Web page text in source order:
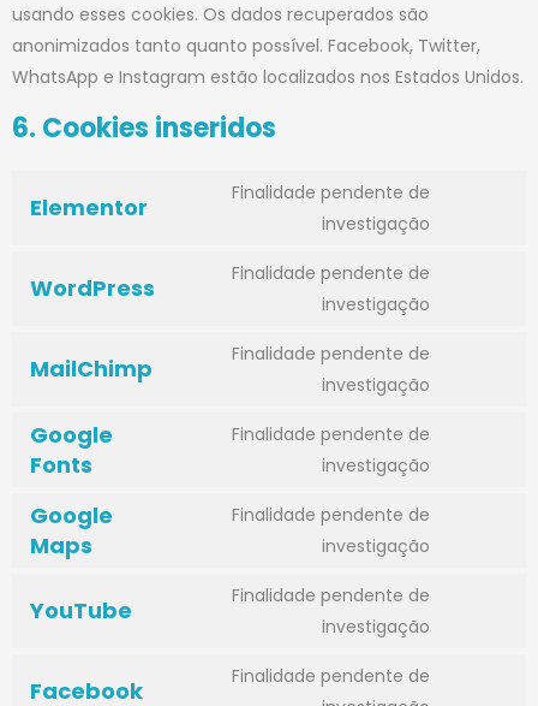
usando esses cookies. Os dados recuperados são
anonimizados tanto quanto possível. Facebook, Twitter,
WhatsApp e Instagram estão localizados nos Estados Unidos.
6. Cookies inseridos
Elementor
Finalidade pendente de
investigação
WordPress
Finalidade pendente de
investigação
MailChimp
Finalidade pendente de
investigação
Google
Fonts
Finalidade pendente de
investigação
Google
Maps
Finalidade pendente de
investigação
YouTube
Finalidade pendente de
investigação
Facebook
Finalidade pendente de